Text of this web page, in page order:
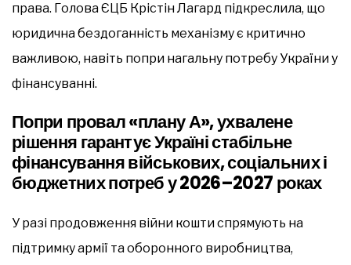
права. Голова ЄЦБ Крістін Лагард підкреслила, що
юридична бездоганність механізму є критично
важливою, навіть попри нагальну потребу України у
фінансуванні.
Попри провал «плану А», ухвалене
рішення гарантує Україні стабільне
фінансування військових, соціальних і
бюджетних потреб у 2026–2027 роках
У разі продовження війни кошти спрямують на
підтримку армії та оборонного виробництва,